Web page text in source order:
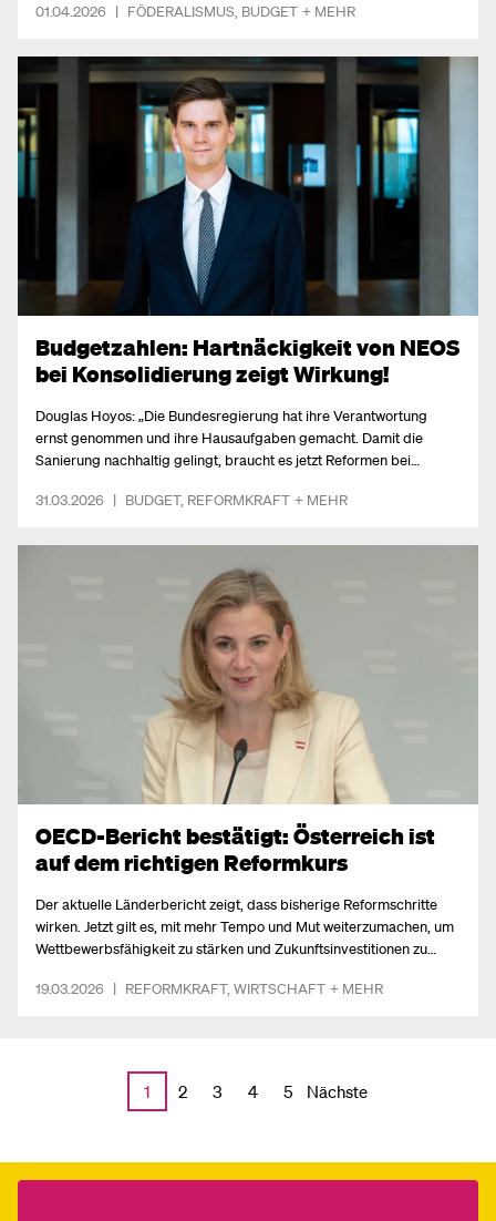
01.04.2026 | FÖDERALISMUS BUDGET + MEHR
Budgetzahlen: Hartnäckigkeit von NEOS
bei Konsolidierung zeigt Wirkung!
Douglas Hoyos: „Die Bundesregierung hat ihre Verantwortung
ernst genommen und ihre Hausaufgaben gemacht. Damit die
Sanierung nachhaltig gelingt, braucht es jetzt Reformen bei
31.03.2026 | BUDGET, REFORMKRAFT + MEHR
OECD-Bericht bestätigt: Österreich ist
auf dem richtigen Reformkurs
Der aktuelle Länderbericht zeigt, dass bisherige Reformschritte
wirken. Jetzt gilt es, mit mehr Tempo und Mut weiterzumachen, um
Wettbewerbsfähigkeit zu stärken und Zukunftsinvestitionen zu
19.03.2026 | REFORMKRAFT, WIRTSCHAFT + MEHR
1 2 3 4 5 Nächste